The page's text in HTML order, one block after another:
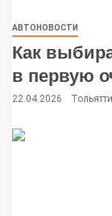
АВТОНОВОСТИ
Как
в первую
22.04.2026 Тольятти